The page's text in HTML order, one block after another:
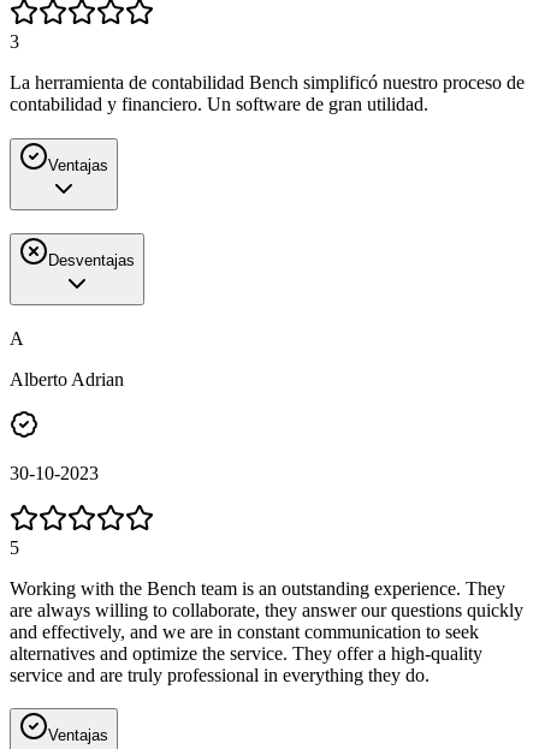
3
La herramienta de contabilidad Bench simplificó nuestro proceso de
contabilidad y financiero. Un software de gran utilidad.
Ventajas
Desventajas
A
Alberto Adrian
30-10-2023
5
Working with the Bench team is an outstanding experience. They
are always willing to collaborate, they answer our questions quickly
and effectively, and we are in constant communication to seek
alternatives and optimize the service. They offer a high-quality
service and are truly professional in everything they do.
Ventajas